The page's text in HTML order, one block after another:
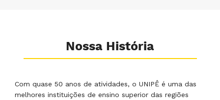
Nossa História
Com quase 50 anos de atividades, o UNIPÊ é uma das
melhores instituições de ensino superior das regiões